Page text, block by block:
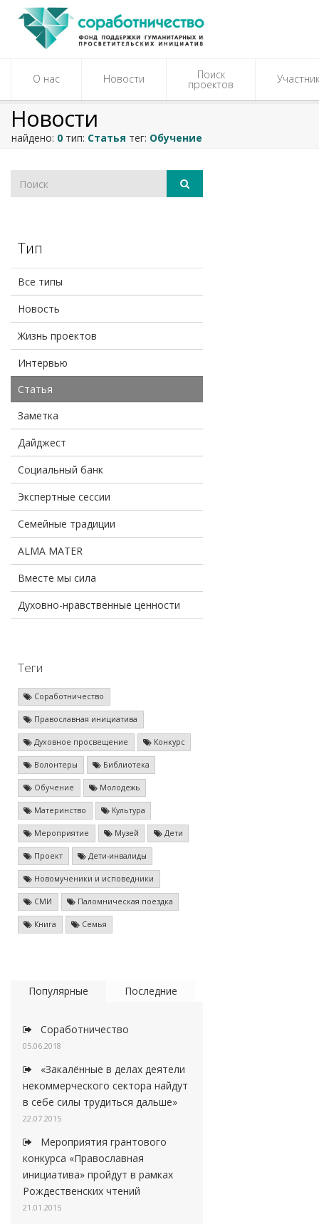
О нас Новости Поиск
проектов
Новости
найдено: 0 тип: Статья тег: Обучение
Тип
Все типы
Новость
Жизнь проектов
Интервью
Статья
Заметка
Дайджест
Социальный банк
Экспертные сессии
Семейные традиции
ALMA MATER
Вместе мы сила
Духовно-нравственные ценности
Теги
Соработничество
Православная инициатива
Духовное просвещение Конкурс
Волонтеры Библиотека
Обучение Молодежь
Материнство Культура
Мероприятие Музей Дети
Проект Дети-инвалиды
Новомученики и исповедники
СМИ Паломническая поездка
Книга Семья
Популярные Последние
Соработничество
05.06.2018
«Закалённые в делах деятели
некоммерческого сектора найдут
в себе силы трудиться дальше»
22.07.2015
Мероприятия грантового
конкурса «Православная
инициатива» пройдут в рамках
Рождественских чтений
21.01.2015